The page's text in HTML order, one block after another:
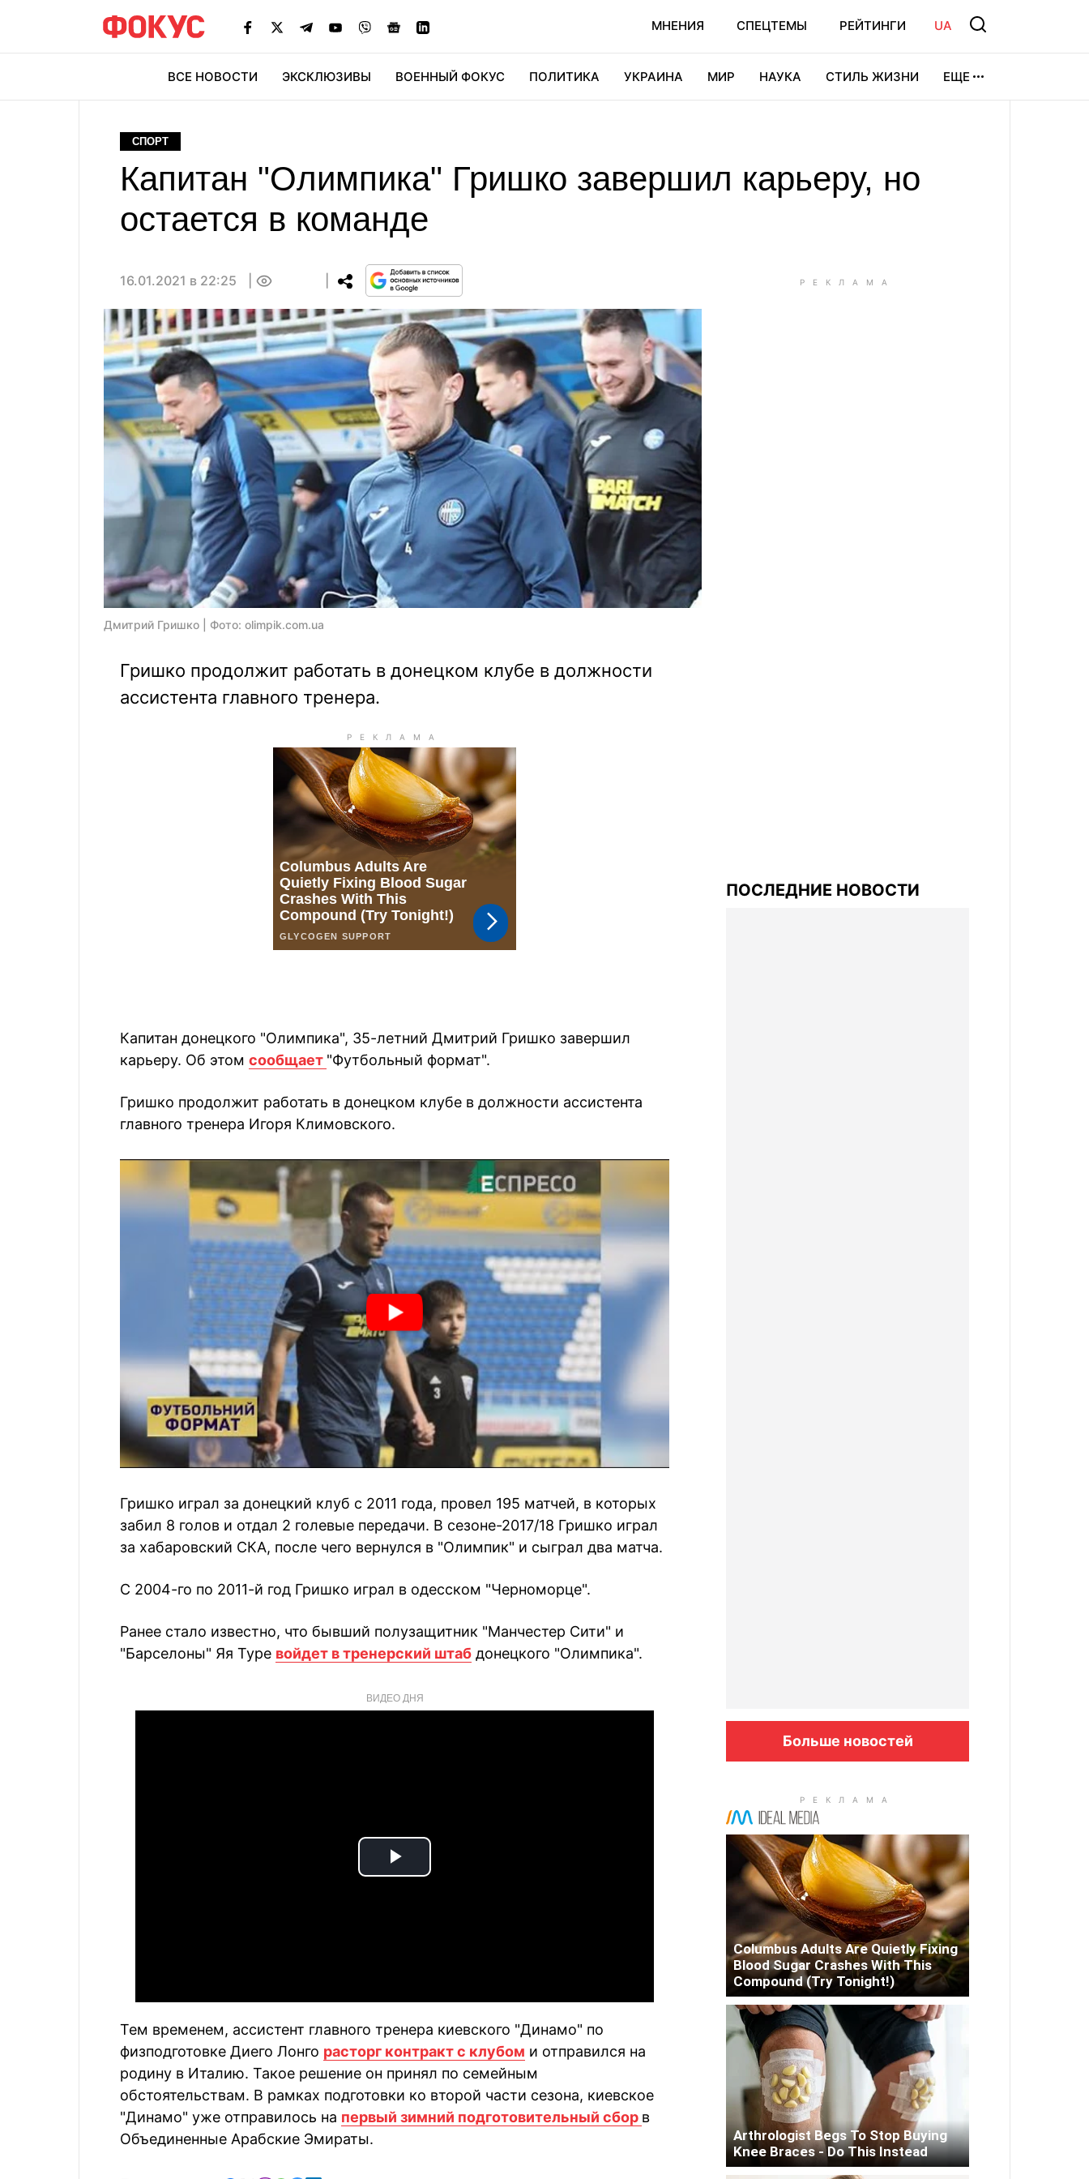
МНЕНИЯ СПЕЦТЕМЫ РЕЙТИНГИ UA
ВСЕ НОВОСТИ ЭКСКЛЮЗИВЫ ВОЕННЫЙ ФОКУС ПОЛИТИКА УКРАИНА МИР НАУКА СТИЛЬ ЖИЗНИ ЕЩЕ
СПОРТ
Капитан "Олимпика" Гришко завершил карьеру, но
остается в команде
16.01.2021 в 22:25
Дмитрий Гришко | Фото: olimpik.com.ua
Гришко продолжит работать в донецком клубе в должности
ассистента главного тренера.
Капитан донецкого "Олимпика", 35-летний Дмитрий Гришко завершил
карьеру. Об этом сообщает "Футбольный формат".
Гришко продолжит работать в донецком клубе в должности ассистента
главного тренера Игоря Климовского.
Гришко играл за донецкий клуб с 2011 года, провел 195 матчей, в которых
забил 8 голов и отдал 2 голевые передачи. В сезоне-2017/18 Гришко играл
за хабаровский СКА, после чего вернулся в "Олимпик" и сыграл два матча.
С 2004-го по 2011-й год Гришко играл в одесском "Черноморце".
Ранее стало известно, что бывший полузащитник "Манчестер Сити" и
"Барселоны" Яя Туре войдет в тренерский штаб донецкого "Олимпика".
ВИДЕО ДНЯ
Play
Тем временем, ассистент главного тренера киевского "Динамо" по
физподготовке Диего Лонго расторг контракт с клубом и отправился на
родину в Италию. Такое решение он принял по семейным
обстоятельствам. В рамках подготовки ко второй части сезона, киевское
"Динамо" уже отправилось на первый зимний подготовительный сбор в
Объединенные Арабские Эмираты.
ПОСЛЕДНИЕ НОВОСТИ
Больше новостей